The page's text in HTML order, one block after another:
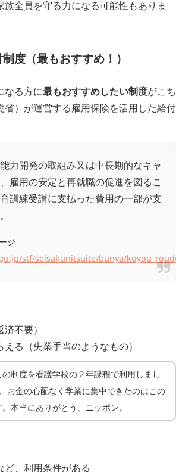
族全員を守る力になる可能性もありま
度（最もおすすめ！）
なる方に最もおすすめしたい制度がこち
省）が運営する雇用保険を活用した給付
力開発の取組み又は中長期的なキャ
雇用の安定と再就職の促進を図るこ
訓練受講に支払った費用の一部が支
ジ
stf/seisakunitsuite/bunya/
不要）
る（失業手当のようなもの）
の制度を看護学校の２年課程で利用しまし
お金の心配なく学業に集中できたのはこの
本当にありがとう、ニッポン。
ど、利用条件がある